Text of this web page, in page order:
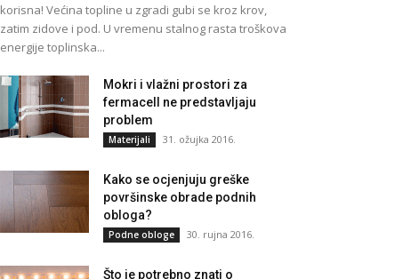
korisna! Većina topline u zgradi gubi se kroz krov,
zatim zidove i pod. U vremenu stalnog rasta troškova
energije toplinska...
Mokri i vlažni prostori za
fermacell ne predstavljaju
problem
Materijali 31. ožujka 2016.
Kako se ocjenjuju greške
površinske obrade podnih
obloga?
Podne obloge 30. rujna 2016.
Što je potrebno znati o